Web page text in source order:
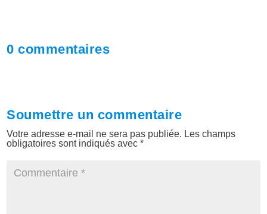
0 commentaires
Soumettre un commentaire
Votre adresse e-mail ne sera pas publiée. Les champs
obligatoires sont indiqués avec*